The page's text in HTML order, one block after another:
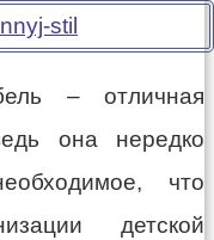
– отличная
она нередко
что
детской